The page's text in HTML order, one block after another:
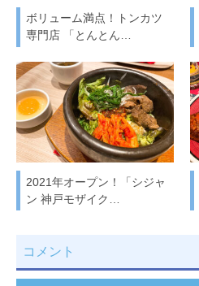
ボリューム満点！トンカツ
専門店 「とんとん…
2021年オープン！「シジャ
ン 神戸モザイク…
コメント